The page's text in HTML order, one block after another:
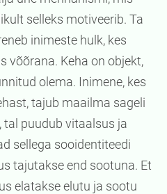
selleks motiveerib. Ta
inimeste hulk, kes
võõrana. Keha on objekt,
olema. Inimene, kes
tajub maailma sageli
puudub vitaalsus ja
sellega sooidentiteedi
tajutakse end sootuna. Et
elatakse elutu ja sootu